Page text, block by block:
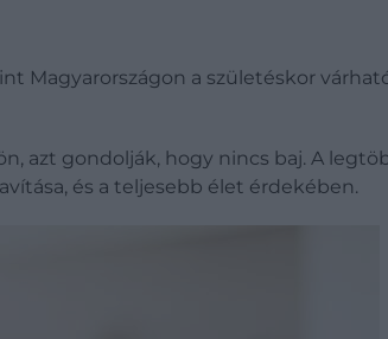
Magyarországon a születéskor
azt gondolják, hogy nincs baj. A
és a teljesebb élet érdekében.